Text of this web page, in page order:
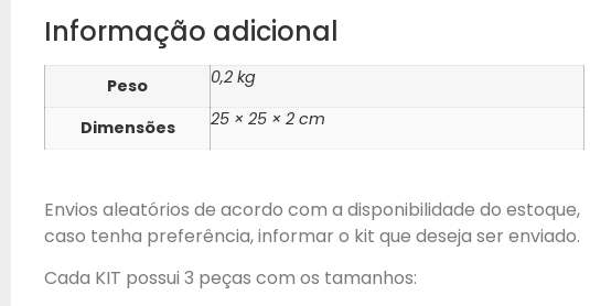
Informação adicional
Peso 0,2 kg
Dimensões 25 × 25 × 2 cm
Envios aleatórios de acordo com a disponibilidade do estoque,
caso tenha preferência, informar o kit que deseja ser enviado.
Cada KIT possui 3 peças com os tamanhos: